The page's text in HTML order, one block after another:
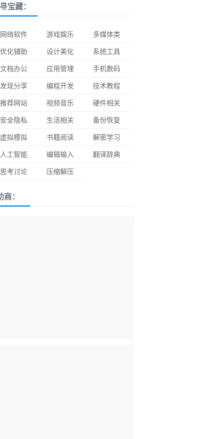
宝藏：
网络软件 游戏娱乐
多媒体类
优化辅助
设计美化
系统工具
文档办公
应用管理
手机数码
发现分享
编程开发
技术教程
推荐网站
视频音乐
硬件相关
安全隐私
生活相关
备份恢复
虚拟模拟
书籍阅读
解密学习
人工智能
编辑输入
翻译辞典
思考讨论
压缩解压
商：